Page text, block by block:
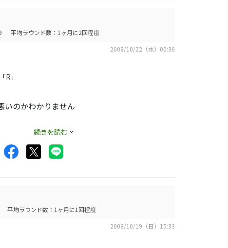
平均ラウンド数：1ヶ月に2回程度
2008/10/22（水）00:36
R」
いのかわかりません
続きを読む
平均ラウンド数：1ヶ月に1回程度
2008/10/19（日）15:33